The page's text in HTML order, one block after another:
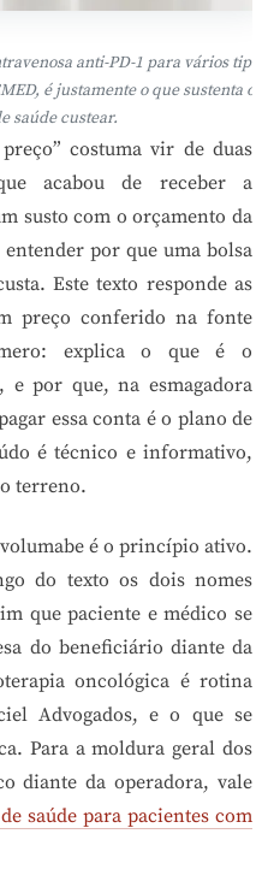
anti-PD-1 para vários
é justamente o que sustenta o
saúde custear.
costuma vir de duas
acabou de receber a
susto com o orçamento da
por que uma bolsa
Este texto responde as
preço conferido na fonte
explica o que é o
e por que, na esmagadora
essa conta é o plano de
é técnico e informativo,
terreno.
é o princípio ativo.
do texto os dois nomes
que paciente e médico se
do beneficiário diante da
oncológica é rotina
Advogados, e o que se
Para a moldura geral dos
diante da operadora, vale
saúde para pacientes com